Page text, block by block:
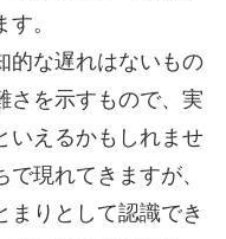
。
的な遅れはないもの
さを示すもので、実
いえるかもしれませ
現れてきますが、
まりとして認識でき